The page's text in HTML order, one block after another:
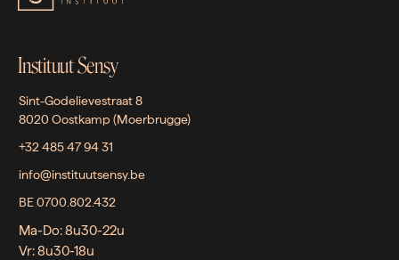
Instituut Sensy
Sint-Godelievestraat 8
8020 Oostkamp (Moerbrugge)
+32 485 47 94 31
info@instituutsensy.be
BE 0700.802.432
Ma-Do: 8u30-22u
Vr: 8u30-18u